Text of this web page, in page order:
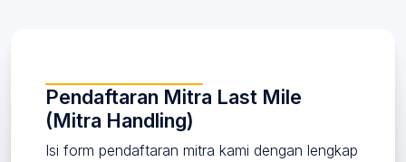
Pendaftaran Mitra Last Mile
(Mitra Handling)
Isi form pendaftaran mitra kami dengan lengkap